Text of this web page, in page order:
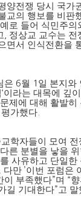
양전쟁 당시 국가
교의 행보를 비판
로 들어 식민주의
정상교 교수는 전
면서 인식전환을
은 6월 1 일 본지와
‘이라는 대목에 깊
제에 대해 활발히
평가했다
학자들이 모여
른 분별을 낳을 위
사유하고 단일한
다만’이번 포럼은
이 부족했다”며 “
길 기대한다” 고 말